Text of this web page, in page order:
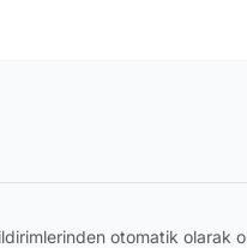
otomatik olarak